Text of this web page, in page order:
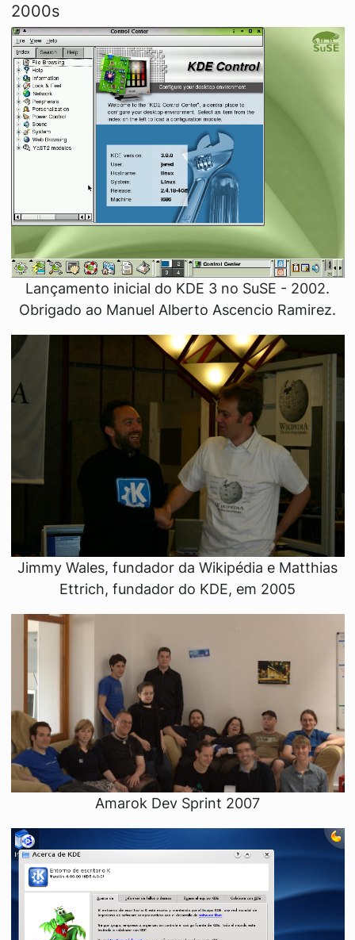
2000s
Lançamento inicial do KDE 3 no SuSE - 2002.
Obrigado ao Manuel Alberto Ascencio Ramirez.
Jimmy Wales, fundador da Wikipédia e Matthias
Ettrich, fundador do KDE, em 2005
Amarok Dev Sprint 2007